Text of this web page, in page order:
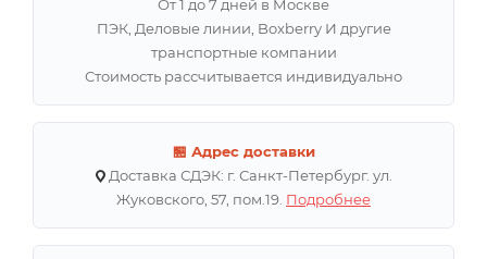
От 1 до 7 дней в Москве
ПЭК, Деловые линии, Boxberry И другие
транспортные компании
Стоимость рассчитывается индивидуально
🏪 Адрес доставки
Доставка СДЭК: г. Санкт-Петербург. ул.
Жуковского, 57, пом.19. Подробнее